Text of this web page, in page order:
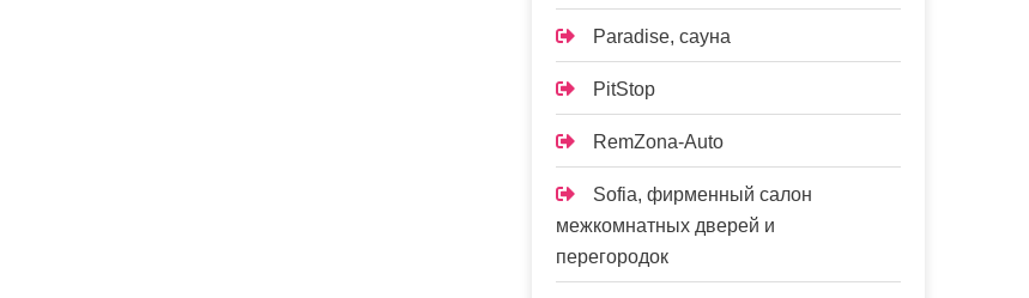
Paradise, сауна
PitStop
RemZona-Auto
Sofia, фирменный салон
межкомнатных дверей и
перегородок